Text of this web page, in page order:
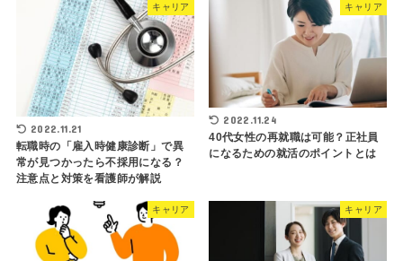
キャリア
2022.11.21
転職時の「雇入時健康診断」で異
常が見つかったら不採用になる？
注意点と対策を看護師が解説
キャリア
2022.11.24
40代女性の再就職は可能？正社員
になるための就活のポイントとは
キャリア キャリア